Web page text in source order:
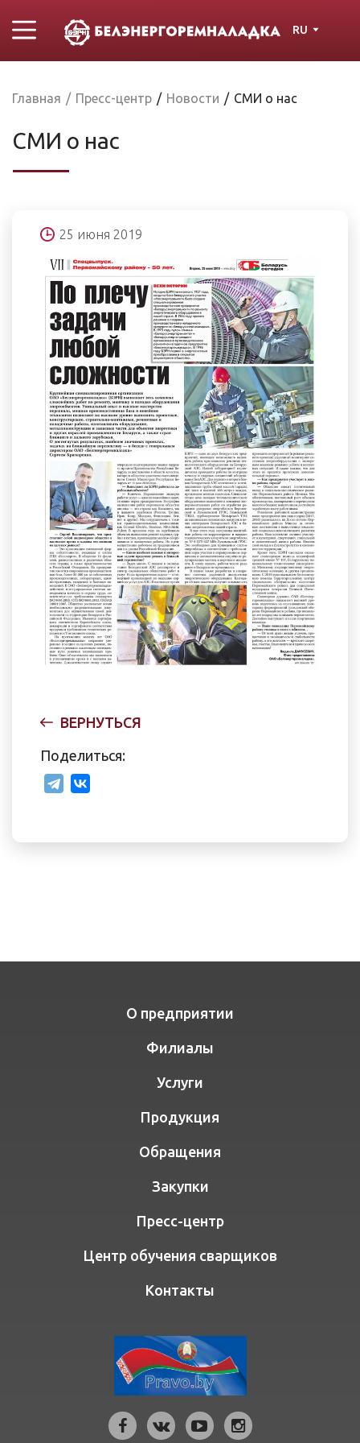
RU
Главная / Пресс-центр / Новости / СМИ о нас
СМИ о нас
25 июня 2019
ВЕРНУТЬСЯ
Поделиться:
О предприятии
Филиалы
Услуги
Продукция
Обращения
Закупки
Пресс-центр
Центр обучения сварщиков
Контакты